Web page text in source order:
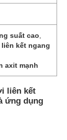
suất cao
kết ngang
axit mạnh
liên kết
ứng dụng